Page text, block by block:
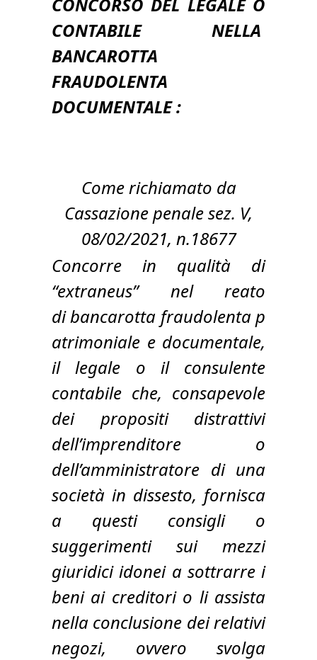
CONTABILE NELLA
BANCAROTTA
FRAUDOLENTA
DOCUMENTALE :
Come richiamato da
Cassazione penale sez. V,
08/02/2021, n.18677
Concorre in qualità di
“extraneus” nel reato
di bancarotta fraudolenta p
atrimoniale e documentale,
il legale o il consulente
contabile che, consapevole
dei propositi distrattivi
dell’imprenditore o
dell’amministratore di una
società in dissesto, fornisca
a questi consigli o
suggerimenti sui mezzi
giuridici idonei a sottrarre i
beni ai creditori o li assista
nella conclusione dei relativi
negozi, ovvero svolga